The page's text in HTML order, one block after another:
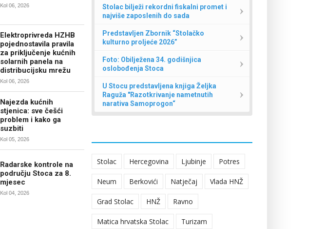
Kol 06, 2026
Elektroprivreda HZHB
pojednostavila pravila
za priključenje kućnih
solarnih panela na
distribucijsku mrežu
Kol 06, 2026
Najezda kućnih
stjenica: sve češći
problem i kako ga
suzbiti
Kol 05, 2026
Radarske kontrole na
području Stoca za 8.
mjesec
Kol 04, 2026
Stolac bilježi rekordni fiskalni promet i
najviše zaposlenih do sada
Predstavljen Zbornik “Stolačko
kulturno proljeće 2026”
Foto: Obilježena 34. godišnjica
oslobođenja Stoca
U Stocu predstavljena knjiga Željka
Raguža "Razotkrivanje nametnutih
narativa Samoprogon“
Stolac Hercegovina Ljubinje Potres
Neum Berkovići Natječaj Vlada HNŽ
Grad Stolac HNŽ Ravno
Matica hrvatska Stolac Turizam